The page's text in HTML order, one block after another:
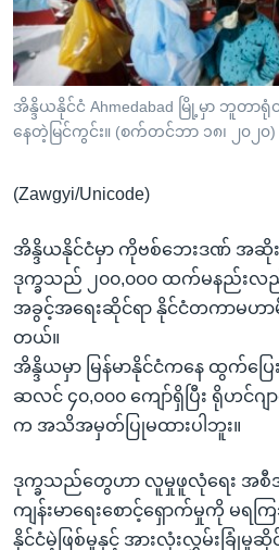
စာမျက်နှာ
သို့
ကျော်
ကြည့်
ရန်
ရန်
သို့
ကျော်
ရန်
ဗွီအိုအေ လူမှုကွန်ယက်များ
အိန္ဒိယနိုင်ငံ Ahmedabad မြို့မှာ ဘူတာရုံ
နေတဲ့မြင်ကွင်း။ (စက်တင်ဘာ ၁၈၊ ၂၀၂၀)
(Zawgyi/Unicode)
အိန္ဒိယနိုင်ငံမှာ ကိုဗစ်ဘေးဒဏ် အဆို
ဒုက္ခသည် ၂၀၀,၀၀၀ ထက်မနည်း
အခွင့်အရေးဆိုင်ရာ နိုင်ငံတကာမဟာ
တယ်။
အိန္ဒိယမှာ မြန်မာနိုင်ငံကနေ ထွက်ပြ
ဆလင် ၄၀,၀၀၀ ကျော်ရှိပြီး ရိုဟင်ဂ
က အသိအမှတ်ပြုမထားပါဘူး။
ဒုက္ခသည်တွေဟာ လူမှုဖူလုံရေး အစီ
ကျန်းမာရေးစောင့်ရှောက်မှုကို မရ
နိုင်ငံမဲ့ဖြစ်မှုနှင့် အားလုံးလွှမ်းခြုံမှု